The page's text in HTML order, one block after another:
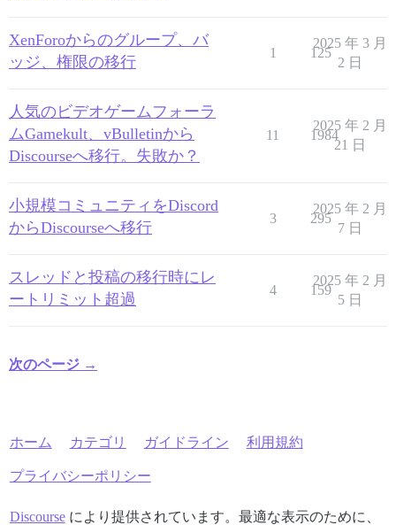
XenForoからのグループ、バ
ッジ、権限の移行
1 125
2025 年 3 月
2 日
人気のビデオゲームフォーラ
ムGamekult、vBulletinから
Discourseへ移行。失敗か？
11 1984
2025 年 2 月
21 日
小規模コミュニティをDiscord
からDiscourseへ移行
3 295
2025 年 2 月
7 日
スレッドと投稿の移行時にレ
ートリミット超過
4 159
2025 年 2 月
5 日
次のページ →
ホーム カテゴリ ガイドライン 利用規約
プライバシーポリシー
Discourseにより提供されています。最適な表示のために、